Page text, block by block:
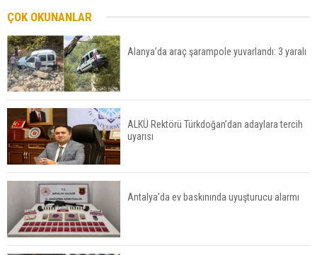
Gazipaşa’da gürültü terörü: 305 bin liralık ceza
Serik'te Yangın Seralara ve Mezarlığa Sıçradı
Serik'te Orman Yangını! İlk Müdahale
Vatandaşlardan
ÇOK OKUNANLAR
Alanya’da araç şarampole yuvarlandı: 3 yaralı
ALKÜ Rektörü Türkdoğan’dan adaylara tercih
uyarısı
Antalya’da ev baskınında uyuşturucu alarmı